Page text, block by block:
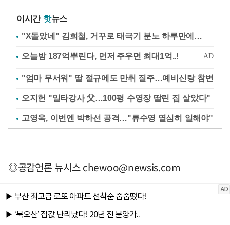
이시간 핫뉴스
"X돌았네" 김희철, 거꾸로 태극기 분노 하루만에…
"엄마 무서워" 딸 절규에도 만취 질주…예비신랑 참변
오지헌 "일타강사 父…100평 수영장 딸린 집 살았다"
고영욱, 이번엔 박하선 공격…"류수영 열심히 일해야"
◎공감언론 뉴시스chewoo@newsis.com